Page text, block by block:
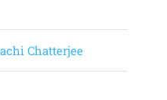
Chatterjee